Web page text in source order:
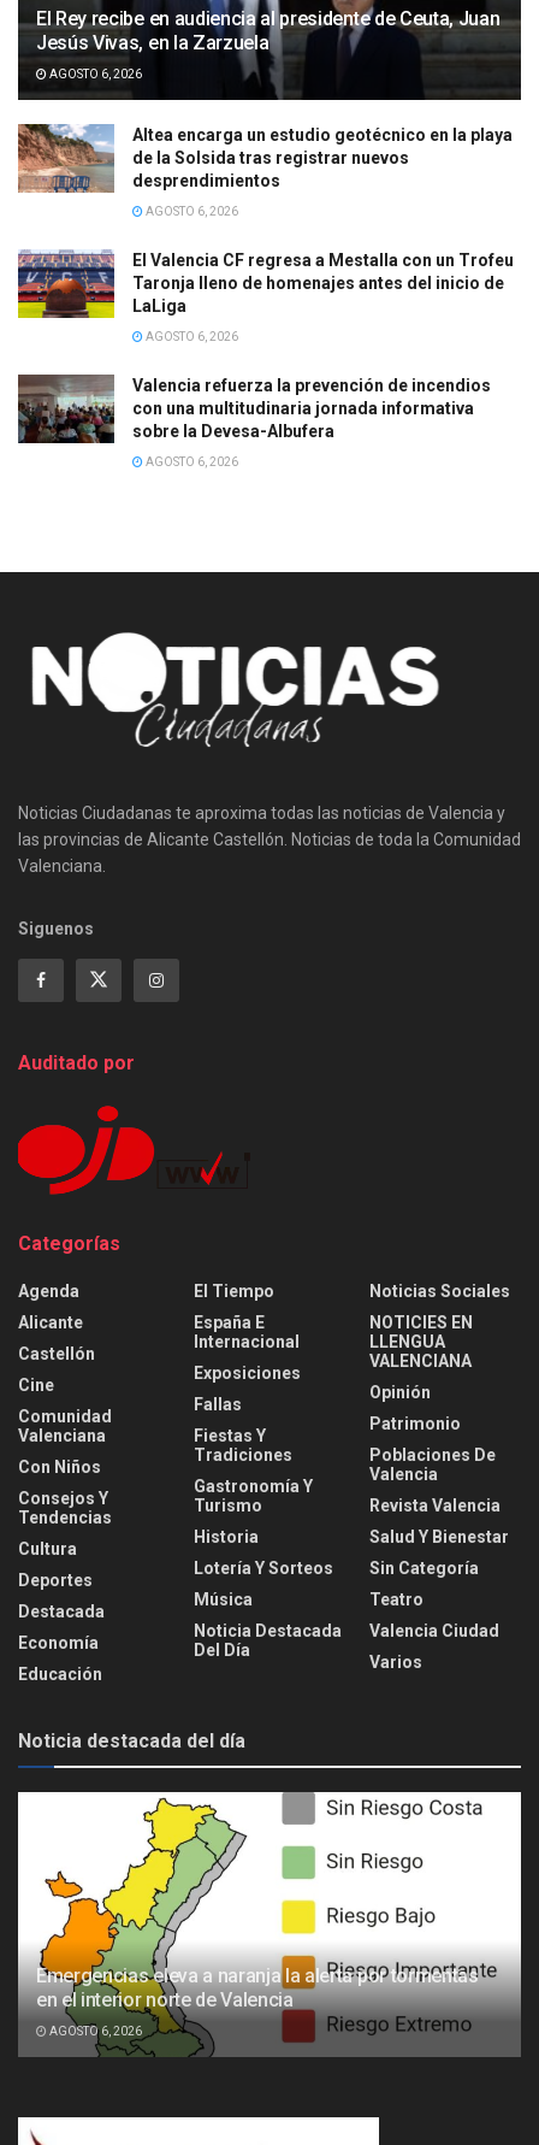
El Rey recibe en audiencia al presidente de Ceuta, Juan
Jesús Vivas, en la Zarzuela
AGOSTO 6, 2026
Altea encarga un estudio geotécnico en la playa
de la Solsida tras registrar nuevos
desprendimientos
AGOSTO 6, 2026
El Valencia CF regresa a Mestalla con un Trofeu
Taronja lleno de homenajes antes del inicio de
LaLiga
AGOSTO 6, 2026
Valencia refuerza la prevención de incendios
con una multitudinaria jornada informativa
sobre la Devesa-Albufera
AGOSTO 6, 2026
Noticias Ciudadanas te aproxima todas las noticias de Valencia y
las provincias de Alicante Castellón. Noticias de toda la Comunidad
Valenciana.
Siguenos
Auditado por
Categorías
Agenda
Alicante
Castellón
Cine
Comunidad
Valenciana
Con Niños
Consejos Y
Tendencias
Cultura
Deportes
Destacada
Economía
Educación
El Tiempo
España E
Internacional
Exposiciones
Fallas
Fiestas Y
Tradiciones
Gastronomía Y
Turismo
Historia
Lotería Y Sorteos
Música
Noticia Destacada
Del Día
Noticias Sociales
NOTICIES EN
LLENGUA
VALENCIANA
Opinión
Patrimonio
Poblaciones De
Valencia
Revista Valencia
Salud Y Bienestar
Sin Categoría
Teatro
Valencia Ciudad
Varios
Noticia destacada del día
Emergencias eleva a naranja la alerta por tormentas
en el interior norte de Valencia
AGOSTO 6, 2026